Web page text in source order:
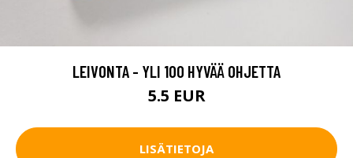
LEIVONTA - YLI 100 HYVÄÄ OHJETTA
5.5 EUR
LISÄTIETOJA